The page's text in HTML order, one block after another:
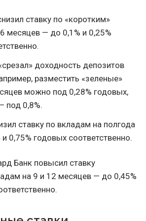
ставку по «коротким»
месяцев — до 0,1% и 0,25%
доходность депозитов
разместить «зеленые»
можно под 0,28% годовых,
под 0,8%.
ставку по вкладам на полгода
0,75% годовых соответственно.
Банк повысил ставку
на 9 и 12 месяцев — до 0,45%